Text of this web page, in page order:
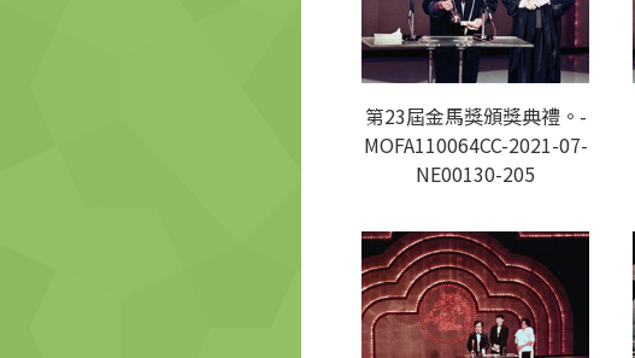
第23屆金馬獎頒獎典禮。-
MOFA110064CC-2021-07-
NE00130-205